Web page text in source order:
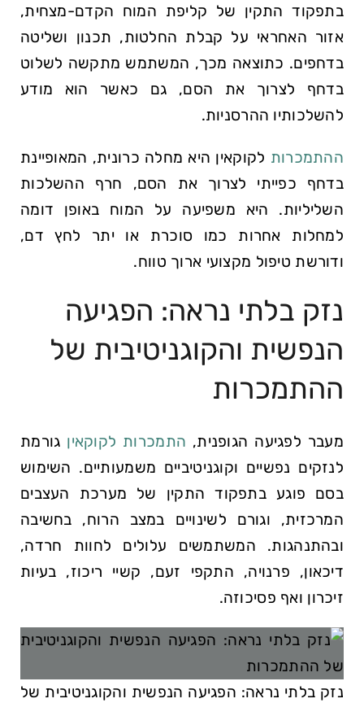
בתפקוד התקין של קליפת המוח הקדם-מצחית,
אזור האחראי על קבלת החלטות, תכנון ושליטה
בדחפים. כתוצאה מכך, המשתמש מתקשה לשלוט
בדחף לצרוך את הסם, גם כאשר הוא מודע
להשלכותיו ההרסניות.
ההתמכרות לקוקאין היא מחלה כרונית, המאופיינת
בדחף כפייתי לצרוך את הסם, חרף ההשלכות
השליליות. היא משפיעה על המוח באופן דומה
למחלות אחרות כמו סוכרת או יתר לחץ דם,
ודורשת טיפול מקצועי ארוך טווח.
נזק בלתי נראה: הפגיעה
הנפשית והקוגניטיבית של
ההתמכרות
מעבר לפגיעה הגופנית, התמכרות לקוקאין גורמת
לנזקים נפשיים וקוגניטיביים משמעותיים. השימוש
בסם פוגע בתפקוד התקין של מערכת העצבים
המרכזית, וגורם לשינויים במצב הרוח, בחשיבה
ובהתנהגות. המשתמשים עלולים לחוות חרדה,
דיכאון, פרנויה, התקפי זעם, קשיי ריכוז, בעיות
זיכרון ואף פסיכוזה.
נזק בלתי נראה: הפגיעה הנפשית והקוגניטיבית של